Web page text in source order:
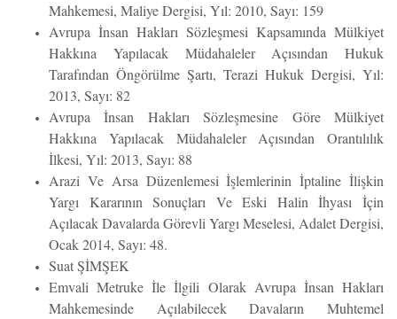
Mahkemesi, Maliye Dergisi, Yıl: 2010, Sayı: 159
Avrupa İnsan Hakları Sözleşmesi Kapsamında Mülkiyet
Hakkına Yapılacak Müdahaleler Açısından Hukuk
Tarafından Öngörülme Şartı, Terazi Hukuk Dergisi, Yıl:
2013, Sayı: 82
Avrupa İnsan Hakları Sözleşmesine Göre Mülkiyet
Hakkına Yapılacak Müdahaleler Açısından Orantılılık
İlkesi, Yıl: 2013, Sayı: 88
Arazi Ve Arsa Düzenlemesi İşlemlerinin İptaline İlişkin
Yargı Kararının Sonuçları Ve Eski Halin İhyası İçin
Açılacak Davalarda Görevli Yargı Meselesi, Adalet Dergisi,
Ocak 2014, Sayı: 48.
Suat ŞİMŞEK
Emvali Metruke İle İlgili Olarak Avrupa İnsan Hakları
Mahkemesinde Açılabilecek Davaların Muhtemel